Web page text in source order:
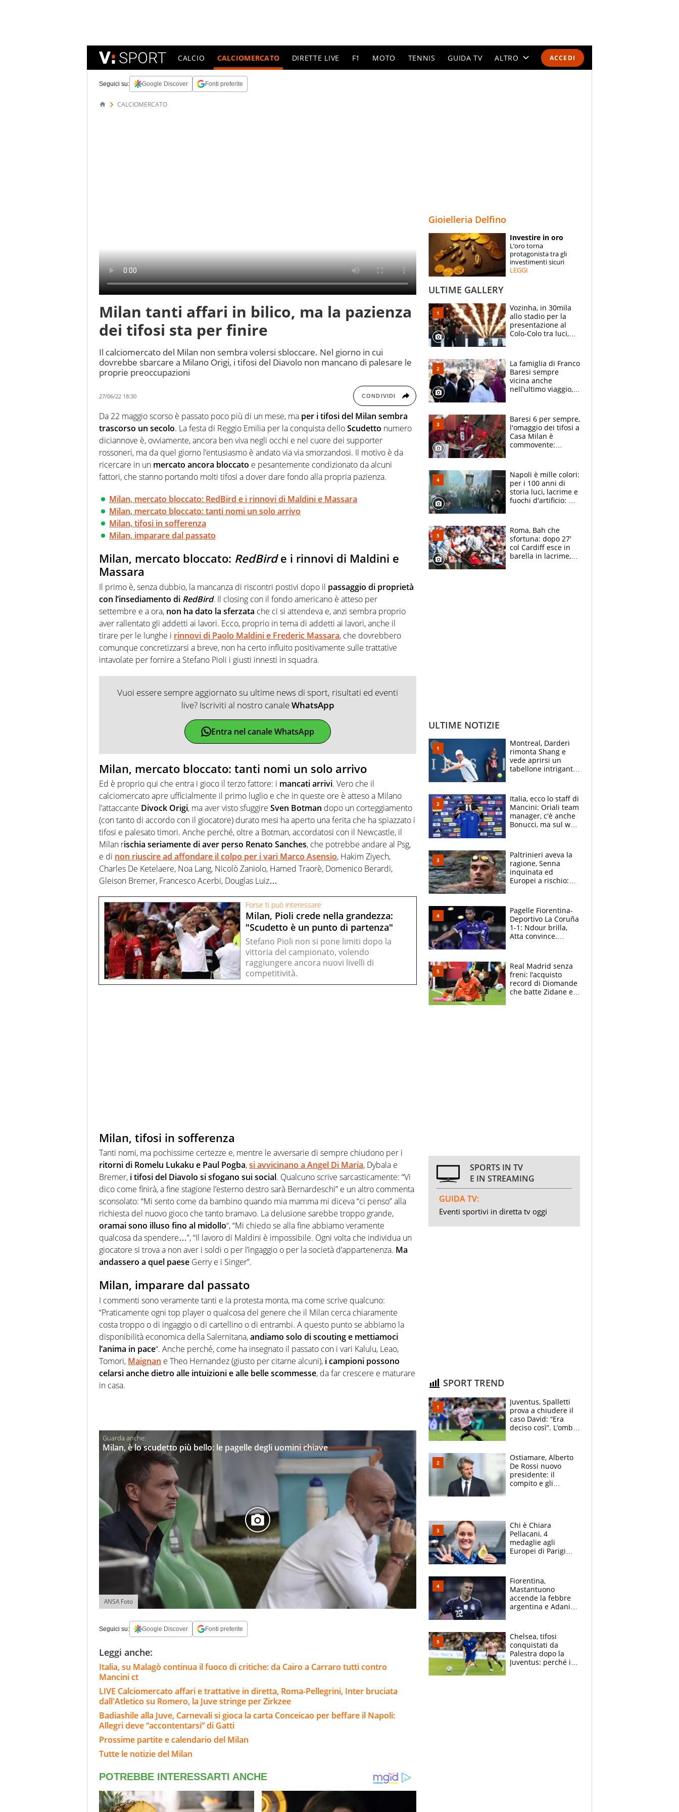
ACCEDI
CALCIO CALCIOMERCATO DIRETTE LIVE F1 MOTO TENNIS GUIDA TV ALTRO
SPECIALI
ESPERTI
Seguici su: Google Discover Fonti preferite
CALCIOMERCATO
Milan tanti affari in bilico, ma la pazienza
dei tifosi sta per finire
Il calciomercato del Milan non sembra volersi sbloccare. Nel giorno in cui
dovrebbe sbarcare a Milano Origi, i tifosi del Diavolo non mancano di palesare le
proprie preoccupazioni
27/06/22 18:30 CONDIVIDI
Da 22 maggio scorso è passato poco più di un mese, ma per i tifosi del Milan sembra
trascorso un secolo. La festa di Reggio Emilia per la conquista delloScudetto numero
diciannove è, ovviamente, ancora ben viva negli occhi e nel cuore dei supporter
rossoneri, ma da quel giorno l’entusiasmo è andato via via smorzandosi. Il motivo è da
ricercare in un mercato ancora bloccato e pesantemente condizionato da alcuni
fattori, che stanno portando molti tifosi a dover dare fondo alla propria pazienza.
Milan, mercato bloccato: RedBird e i rinnovi di Maldini e Massara
Milan, mercato bloccato: tanti nomi un solo arrivo
Milan, tifosi in sofferenza
Milan, imparare dal passato
Milan, mercato bloccato: RedBirde i rinnovi di Maldini e
Massara
Il primo è, senza dubbio, la mancanza di riscontri postivi dopo il passaggio di proprietà
con l’insediamento di RedBird. Il closing con il fondo americano è atteso per
settembre e a ora, non ha dato la sferzata che ci si attendeva e, anzi sembra proprio
aver rallentato gli addetti ai lavori. Ecco, proprio in tema di addetti ai lavori, anche il
tirare per le lunghe i rinnovi di Paolo Maldini e Frederic Massara, che dovrebbero
comunque concretizzarsi a breve, non ha certo influito positivamente sulle trattative
intavolate per fornire a Stefano Pioli i giusti innesti in squadra.
Vuoi essere sempre aggiornato su ultime news di sport, risultati ed eventi
live? Iscriviti al nostro canaleWhatsApp
Entra nel canale WhatsApp
Milan, mercato bloccato: tanti nomi un solo arrivo
Ed è proprio qui che entra i gioco il terzo fattore: i mancati arrivi. Vero che il
calciomercato apre ufficialmente il primo luglio e che in queste ore è atteso a Milano
l’attaccante Divock Origi, ma aver visto sfuggire Sven Botman dopo un corteggiamento
(con tanto di accordo con il giocatore) durato mesi ha aperto una ferita che ha spiazzato i
tifosi e palesato timori. Anche perché, oltre a Botman, accordatosi con il Newcastle, il
Milan rischia seriamente di aver perso Renato Sanches, che potrebbe andare al Psg,
e di non riuscire ad affondare il colpo per i vari Marco Asensio, Hakim Ziyech,
Charles De Ketelaere, Noa Lang, Nicolò Zaniolo, Hamed Traorè, Domenico Berardi,
Gleison Bremer, Francesco Acerbi, Douglas Luiz…
Forse ti può interessare
Milan, Pioli crede nella grandezza:
"Scudetto è un punto di partenza"
Stefano Pioli non si pone limiti dopo la
vittoria del campionato, volendo
raggiungere ancora nuovi livelli di
competitività.
Milan, tifosi in sofferenza
Tanti nomi, ma pochissime certezze e, mentre le avversarie di sempre chiudono per i
ritorni di Romelu Lukaku e Paul Pogba,si avvicinano a Angel Di Maria, Dybala e
Bremer, i tifosi del Diavolo si sfogano sui social. Qualcuno scrive sarcasticamente: “Vi
dico come finirà, a fine stagione l’esterno destro sarà Bernardeschi” e un altro commenta
sconsolato: “Mi sento come da bambino quando mia mamma mi diceva “ci penso” alla
richiesta del nuovo gioco che tanto bramavo. La delusione sarebbe troppo grande,
oramai sono illuso fino al midollo“, “Mi chiedo se alla fine abbiamo veramente
qualcosa da spendere…”, “Il lavoro di Maldini è impossibile. Ogni volta che individua un
giocatore si trova a non aver i soldi o per l’ingaggio o per la società d’appartenenza. Ma
andassero a quel paese Gerry e i Singer”.
Milan, imparare dal passato
I commenti sono veramente tanti e la protesta monta, ma come scrive qualcuno:
“Praticamente ogni top player o qualcosa del genere che il Milan cerca chiaramente
costa troppo o di ingaggio o di cartellino o di entrambi. A questo punto se abbiamo la
disponibilità economica della Salernitana,andiamo solo di scouting e mettiamoci
l’anima in pace“. Anche perché, come ha insegnato il passato con i vari Kalulu, Leao,
Tomori, Maignan e Theo Hernandez (giusto per citarne alcuni), i campioni possono
celarsi anche dietro alle intuizioni e alle belle scommesse, da far crescere e maturare
in casa.
Milan, è lo scudetto più bello: le pagelle degli uomini chiave
ANSA Foto
Seguici su: Google Discover Fonti preferite
Leggi anche:
Italia, su Malagò continua il fuoco di critiche: da Cairo a Carraro tutti contro
Mancini ct
LIVE Calciomercato affari e trattative in diretta, Roma-Pellegrini, Inter bruciata
dall'Atletico su Romero, la Juve stringe per Zirkzee
Badiashile alla Juve, Carnevali si gioca la carta Conceicao per beffare il Napoli:
Allegri deve “accontentarsi” di Gatti
Prossime partite e calendario del Milan
Tutte le notizie del Milan
Gioielleria Delfino
Investire in oro
L’oro torna
protagonista tra gli
investimenti sicuri
LEGGI
ULTIME GALLERY
Vozinha, in 30mila
allo stadio per la
presentazione al
Colo-Colo tra luci,
La famiglia di Franco
Baresi sempre
vicina anche
nell'ultimo viaggio,
circondati
dall'affetto dei tifosi
Baresi 6 per sempre,
l'omaggio dei tifosi a
Casa Milan è
commovente:
bigliettini
Napoli è mille colori:
per i 100 anni di
storia luci, lacrime e
fuochi d'artificio: De
Roma, Bah che
sfortuna: dopo 27'
col Cardiff esce in
barella in lacrime,
ULTIME NOTIZIE
Montreal, Darderi
rimonta Shang e
vede aprirsi un
tabellone intrigante:
felice del mio livello"
Italia, ecco lo staff di
Mancini: Oriali team
manager, c'è anche
Bonucci, ma sul web
Paltrinieri aveva la
ragione, Senna
inquinata ed
Europei a rischio:
adesso
Pagelle Fiorentina-
Deportivo La Coruña
1-1: Ndour brilla,
Atta convince.
Real Madrid senza
freni: l’acquisto
record di Diomande
che batte Zidane e
SPORTS IN TV
E IN STREAMING
GUIDA TV:
Eventi sportivi in diretta tv oggi
SPORT TREND
Juventus, Spalletti
prova a chiudere il
caso David: “Era
deciso così”. L’ombra
Ostiamare, Alberto
De Rossi nuovo
presidente: il
compito e gli
Chi è Chiara
Pellacani, 4
medaglie agli
Europei di Parigi
giornalista, mamma
insegnante e il
fratello calciatore
Fiorentina,
Mastantuono
accende la febbre
argentina e Adani
festa’ a Commisso
Chelsea, tifosi
conquistati da
Palestra dopo la
Juventus: perché i